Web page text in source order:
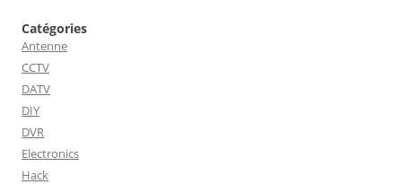
Catégories
Antenne
CCTV
DATV
DIY
DVR
Electronics
Hack